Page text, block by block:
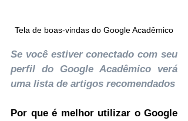
Tela de boas-vindas do Google Acadêmico
Se você estiver conectado com seu
perfil do Google Acadêmico verá
uma lista de artigos recomendados
Por que é melhor utilizar o Google